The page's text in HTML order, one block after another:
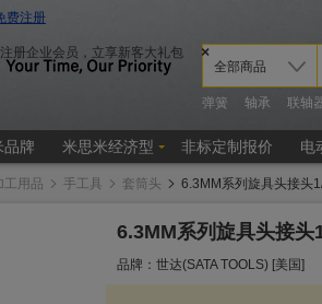
工用品 手工具 套筒头 6.3MM系列旋具头接头
6.3MM系列旋具头接头
品牌：世达(SATA TOOLS) [美国]